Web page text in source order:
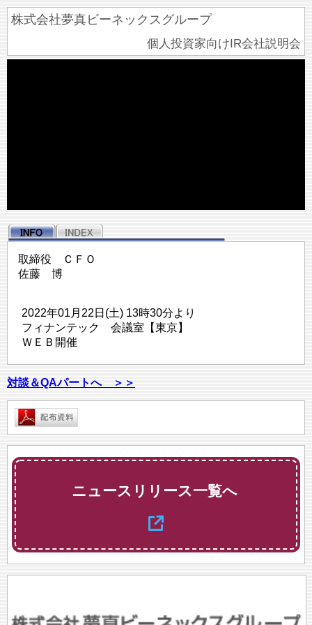
株式会社夢真ビーネックスグループ
個人投資家向けIR会社説明会
取締役 ＣＦＯ
佐藤 博
2022年01月22日(土) 13時30分より
フィナンテック 会議室【東京】
ＷＥＢ開催
対談＆QAパートへ ＞＞
ニュースリリース一覧へ